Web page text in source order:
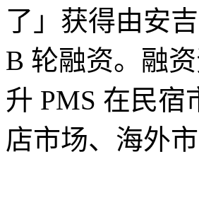
了」获得由安
B 轮融资。融
升 PMS 在民
店市场、海外